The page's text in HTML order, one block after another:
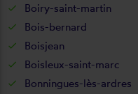
Boiry-saint-martin
Bois-bernard
Boisjean
Boisleux-saint-marc
Bonningues-lès-ardres